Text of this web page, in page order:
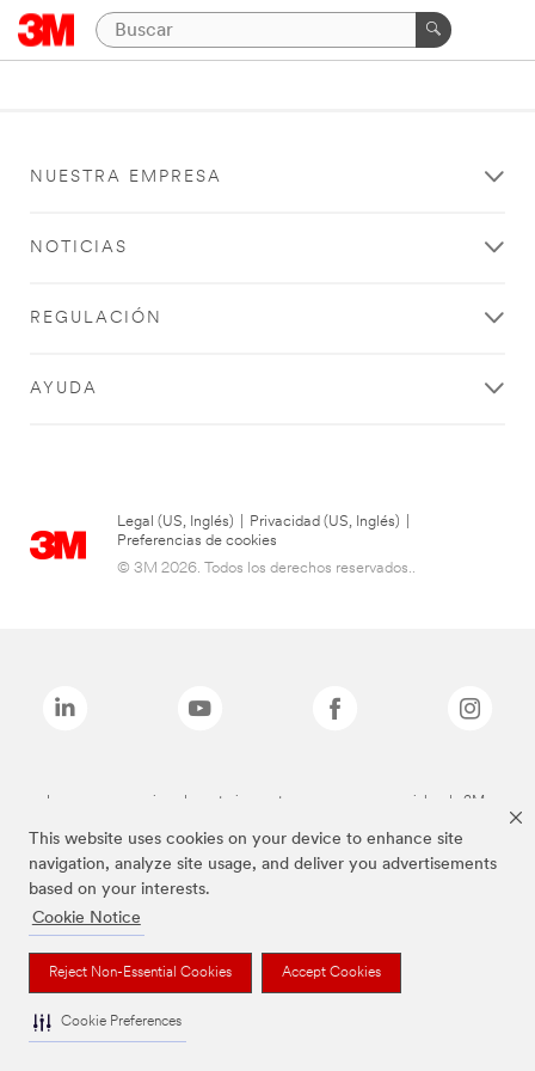
This website uses cookies on your device to enhance site
navigation, analyze site usage, and deliver you advertisements
based on your interests.
Cookie Notice
Reject Non-Essential Cookies Accept Cookies
Cookie Preferences
NUESTRA EMPRESA
NOTICIAS
REGULACIÓN
AYUDA
Legal (US, Inglés) Privacidad (US, Inglés)
Preferencias de cookies
© 3M 2026. Todos los derechos reservados..
Las marcas mencionadas anteriormente son marcas comerciales de 3M.